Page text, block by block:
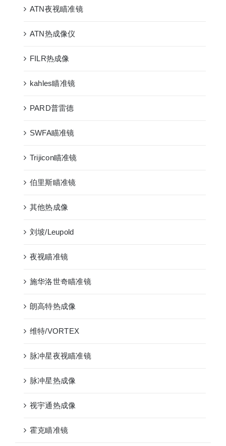
ATN夜视瞄准镜
ATN热成像仪
FILR热成像
kahles瞄准镜
PARD普雷德
SWFA瞄准镜
Trijicon瞄准镜
伯里斯瞄准镜
其他热成像
刘坡/Leupold
夜视瞄准镜
施华洛世奇瞄准镜
朗高特热成像
维特/VORTEX
脉冲星夜视瞄准镜
脉冲星热成像
视宇通热成像
霍克瞄准镜